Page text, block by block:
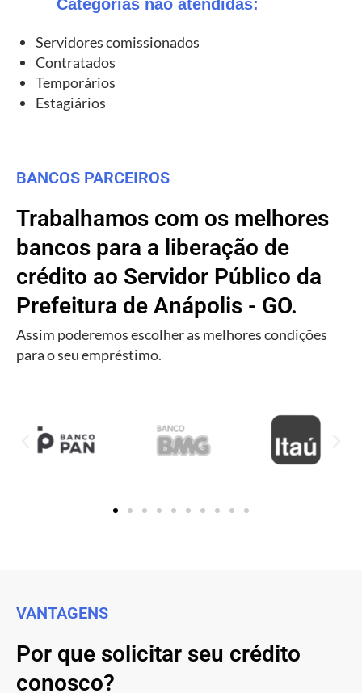
Categorias não atendidas:
Servidores comissionados
Contratados
Temporários
Estagiários
BANCOS PARCEIROS
Trabalhamos com os melhores
bancos para a liberação de
crédito ao Servidor Público da
Prefeitura de Anápolis - GO.
Assim poderemos escolher as melhores condições
para o seu empréstimo.
VANTAGENS
Por que solicitar seu crédito
conosco?